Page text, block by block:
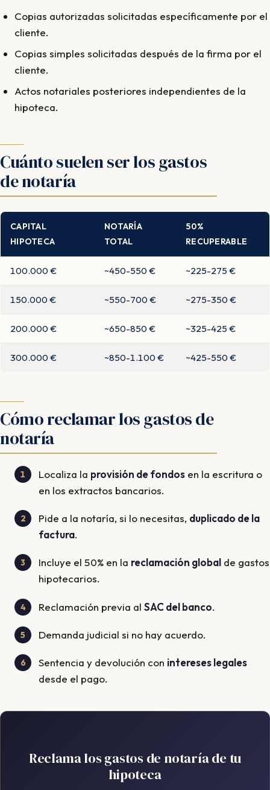
Copias autorizadas solicitadas específicamente por el
cliente.
Copias simples solicitadas después de la firma por el
cliente.
Actos notariales posteriores independientes de la
hipoteca.
Cuánto suelen ser los gastos
de notaría
CAPITAL
HIPOTECA
NOTARÍA
TOTAL
50%
RECUPERABLE
100.000 € ~450-550 € ~225-275 €
150.000 € ~550-700 € ~275-350 €
200.000 € ~650-850 € ~325-425 €
300.000 € ~850-1.100 € ~425-550 €
Cómo reclamar los gastos de
notaría
Localiza la provisión de fondos en la escritura o
en los extractos bancarios.
Pide a la notaría, si lo necesitas, duplicado de la
factura.
Incluye el 50% en la reclamación global de gastos
hipotecarios.
Reclamación previa al SAC del banco.
Demanda judicial si no hay acuerdo.
Sentencia y devolución con intereses legales
desde el pago.
Reclama los gastos de notaría de tu
hipoteca